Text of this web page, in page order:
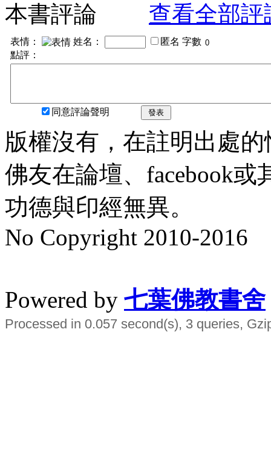
本書評論
查看全部評
表情： 姓名： 匿名 字數
點評：
同意評論聲明 發表
版權沒有，在註明出處
佛友在論壇、facebook
功德與印經無異。
No Copyright 2010-2016
Powered by 七葉佛教書舍
Processed in 0.057 second(s), 3 queries,